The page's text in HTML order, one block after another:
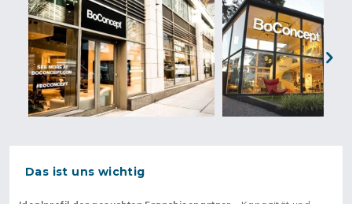
erfolgreiche und etablierte Franchiseunternehmen hat sich auf
hochwertiges Interior-Design im dänisch-lässigen Stil
spezialisiert und schafft damit für seine kosmopolitisch
denkende Kundschaft moderne und anspruchsvolle
Lebensräume zu erschwinglichen Preisen. Dabei erstrecken
sich die Kernkompetenzen der Premium-Marke über die
gesamte Wertschöpfungskette – von Design, Markenbildung
und Marketing bis hin zu Produktion, Logistik, Vertrieb und
Kundenservice.
entwickelt. Mit mehr als 300 Stores in über 65 Ländern, ist
Next
Das ist uns wichtig